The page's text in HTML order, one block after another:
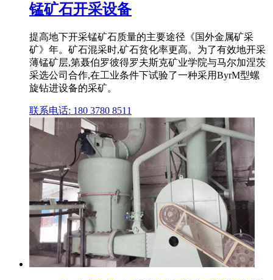
锰矿石开采设备
提高地下开采锰矿石质量的主要途径《国外金属矿采
矿》年。矿石混采时,矿石贫化率更高。为了有效地开采
薄锰矿层,第聂伯罗彼得罗夫斯克矿业学院与马尔加涅茨
采选公司合作,在工业条件下试验了一种采用ByrM型螺
旋钻进设备的采矿。
联系电话: 180 3780 8511